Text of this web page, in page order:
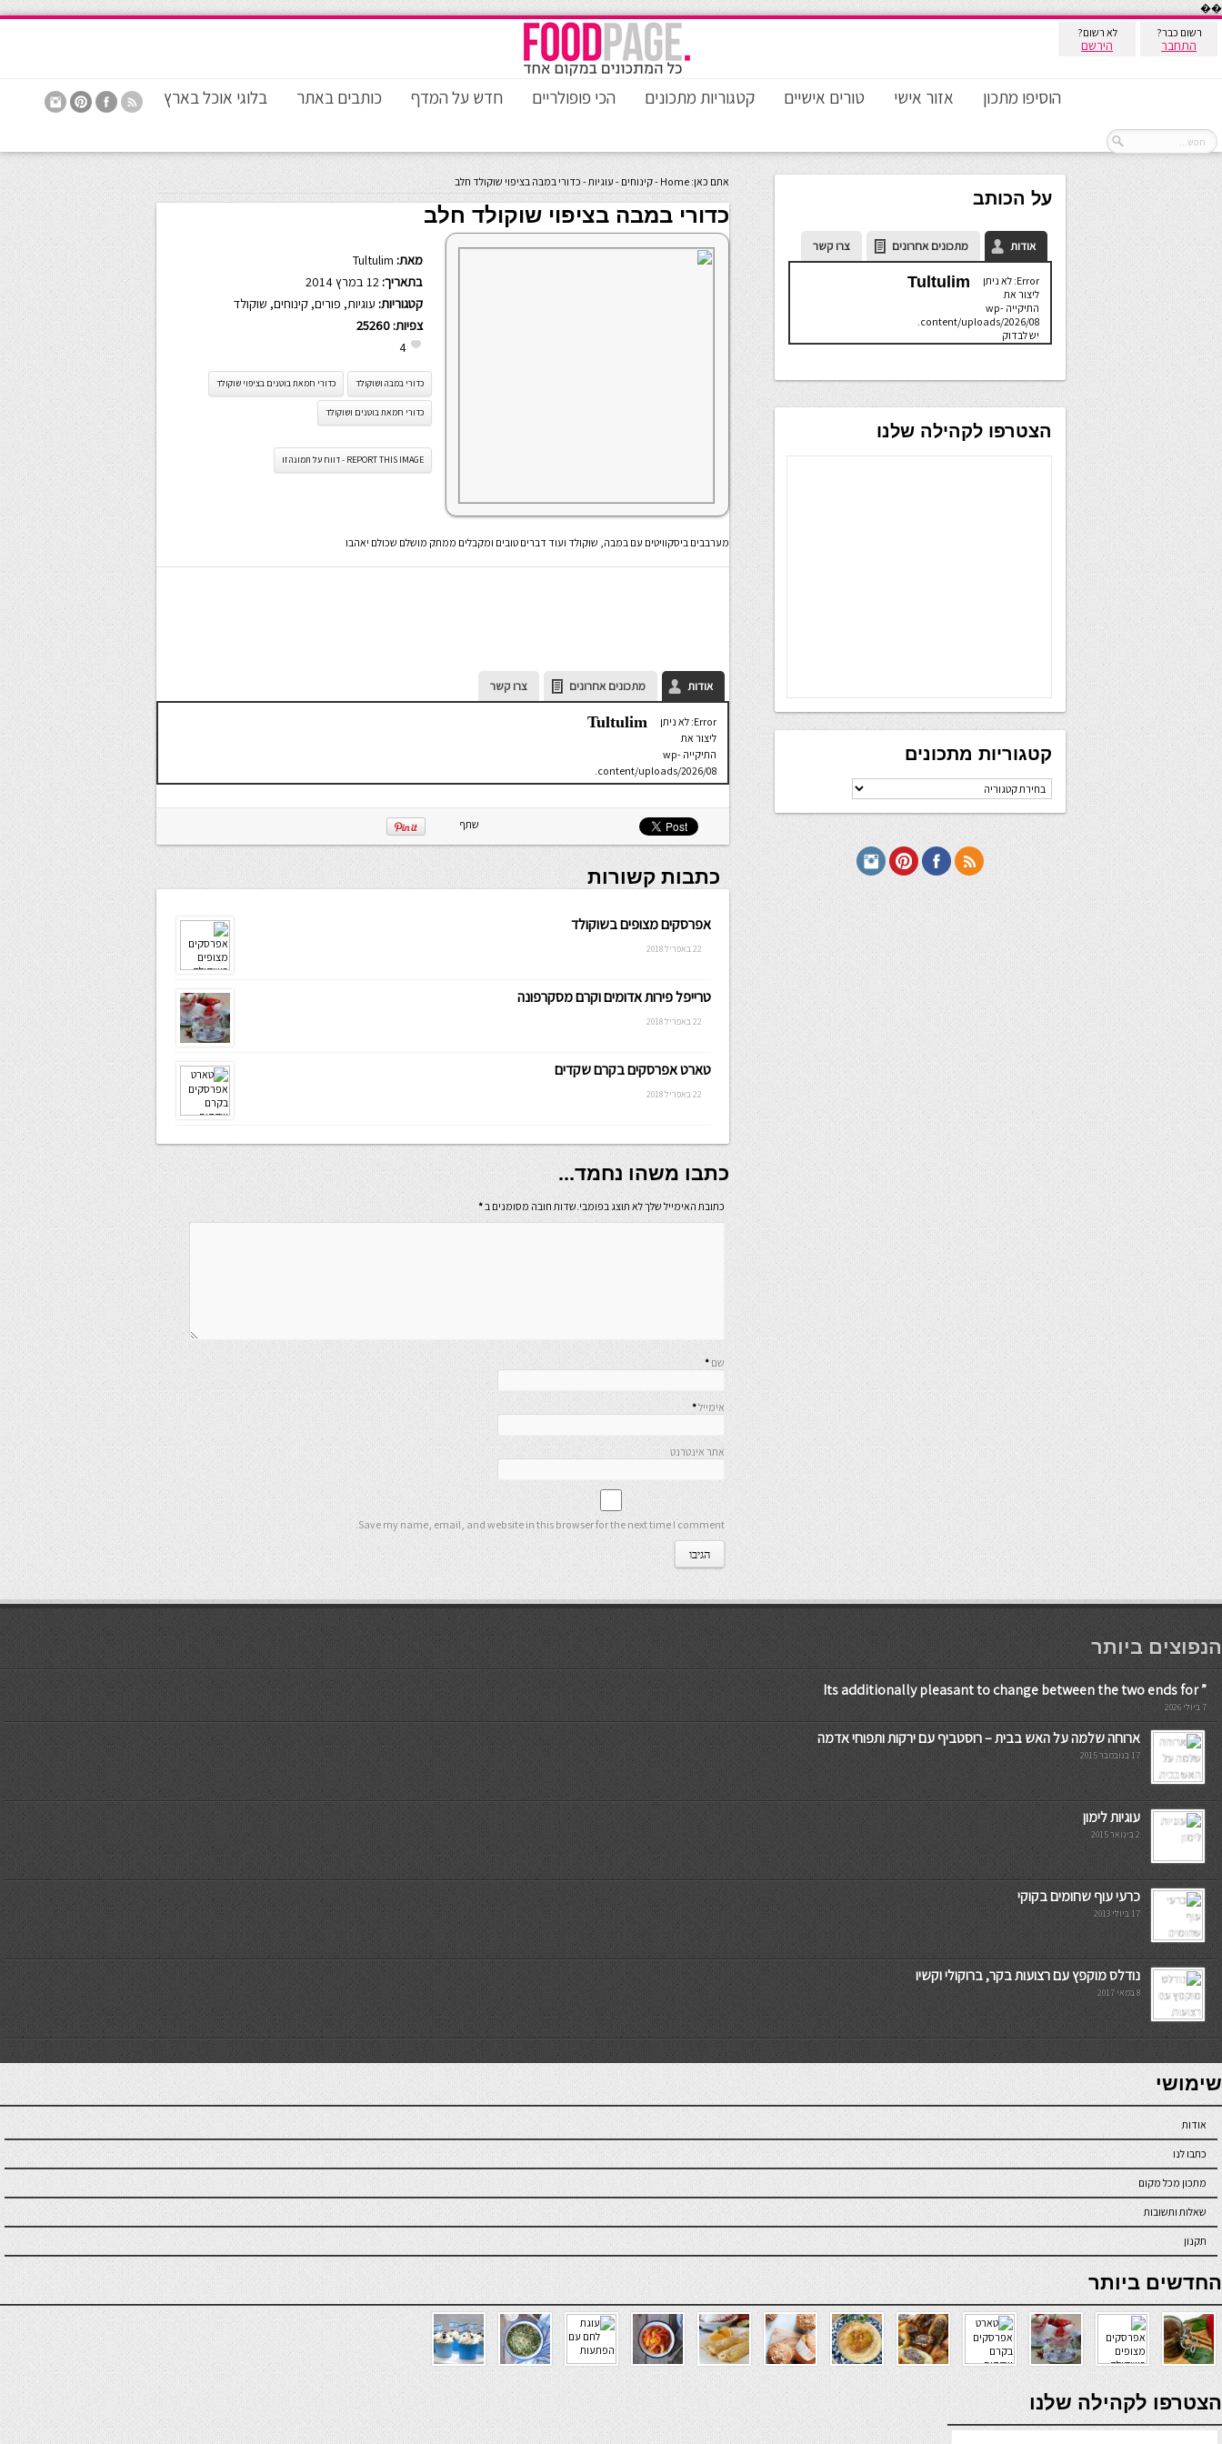
��
רשום כבר?
התחבר
לא רשום?
הירשם
הוסיפו מתכון אזור אישי טורים אישיים קטגוריות מתכונים הכי פופולריים חדש על המדף כותבים באתר בלוגי אוכל בארץ
אתם כאן: Home
-קינוחים - עוגיות- כדורי במבה בציפוי שוקולד חלב
כדורי במבה בציפוי שוקולד חלב
מאת: Tultulim
בתאריך:
קטגוריות: עוגיות, פורים, קינוחים, שוקולד
צפיות: 25260
4
כדורי במבה ושוקולד כדורי חמאת בוטנים בציפוי שוקולד
כדורי חמאת בוטנים ושוקולד
REPORT THIS IMAGE - דווח על תמונה זו
מערבבים ביסקוויטים עם במבה, שוקולד ועוד דברים טובים ומקבלים ממתק מושלם שכולם יאהבו
אודות מתכונים אחרונים צרו קשר
Error: לא ניתן
ליצור את
התיקייה wp-
content/uploads/2026/08.
יש לבדוק
שלה ניתנת
לכתיבה.
Tultulim
שתף
כתבות קשורות
אפרסקים מצופים בשוקולד
22 באפריל 2018
טרייפל פירות אדומים וקרם מסקרפונה
22 באפריל 2018
טארט אפרסקים בקרם שקדים
22 באפריל 2018
כתבו משהו נחמד...
כתובת האימייל שלך לא תוצג בפומבי.שדות חובה מסומנים ב*
שם *
אימייל*
אתר אינטרנט
Save my name, email, and website in this browser for the next time I comment.
על הכותב
אודות מתכונים אחרונים צרו קשר
Error: לא ניתן
ליצור את
התיקייה wp-
content/uploads/2026/08.
יש לבדוק
שתיקיית האב
Tultulim
הצטרפו לקהילה שלנו
קטגוריות מתכונים
קטגוריות
מתכונים
мостбет кг
הנפוצים ביותר
” Its additionally pleasant to change between the two ends for
7 ביולי 2026
ארוחה שלמה על האש בבית – רוסטביף עם ירקות ותפוחי אדמה
17 בנובמבר 2015
עוגיות לימון
2 בינואר 2015
כרעי עוף שחומים בקוקי
17 ביולי 2013
נודלס מוקפץ עם רצועות בקר, ברוקולי וקשיו
8 במאי 2017
7slots
seriöse online casinos österreich
שימושי
אודות
כתבו לנו
מתכון מכל מקום
שאלות ותשובות
תקנון
online casino
החדשים ביותר
verde casino
הצטרפו לקהילה שלנו